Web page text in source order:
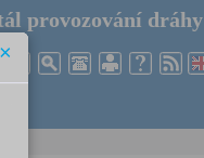
provozování dráhy
×